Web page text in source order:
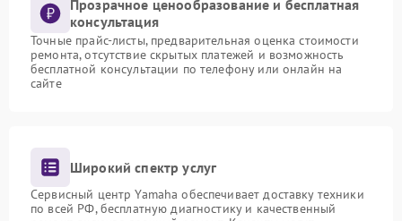
Прозрачное ценообразование и бесплатная
консультация
Точные прайс-листы, предварительная оценка стоимости
ремонта, отсутствие скрытых платежей и возможность
бесплатной консультации по телефону или онлайн на
сайте
Широкий спектр услуг
Сервисный центр Yamaha обеспечивает доставку техники
по всей РФ, бесплатную диагностику и качественный